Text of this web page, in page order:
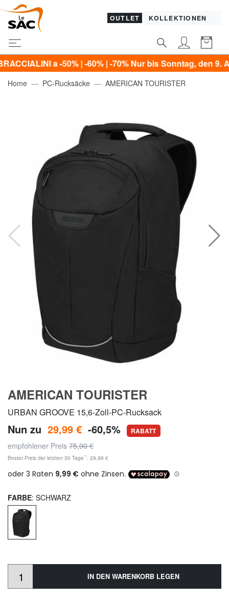
OUTLET KOLLEKTIONEN
a -50% | -60% | -70% Nur bis Sonntag, den 9. August!*
Home PC-Rucksäcke AMERICAN TOURISTER
AMERICAN TOURISTER
URBAN GROOVE 15,6-Zoll-PC-Rucksack
Nun zu 29,99 € -60,5% RABATT
empfohlener Preis 75,90 €
Bester Preis der letzten 30 Tage**: 29,99 €
FARBE: SCHWARZ
IN DEN WARENKORB LEGEN